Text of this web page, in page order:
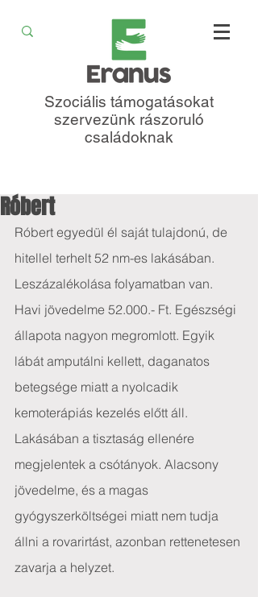
Szociális támogatásokat
szervezünk rászoruló
családoknak
Róbert
Róbert egyedül él saját tulajdonú, de
hitellel terhelt 52 nm-es lakásában.
Leszázalékolása folyamatban van.
Havi jövedelme 52.000.- Ft. Egészségi
állapota nagyon megromlott. Egyik
lábát amputálni kellett, daganatos
betegsége miatt a nyolcadik
kemoterápiás kezelés előtt áll.
Lakásában a tisztaság ellenére
megjelentek a csótányok. Alacsony
jövedelme, és a magas
gyógyszerköltségei miatt nem tudja
állni a rovarirtást, azonban rettenetesen
zavarja a helyzet.